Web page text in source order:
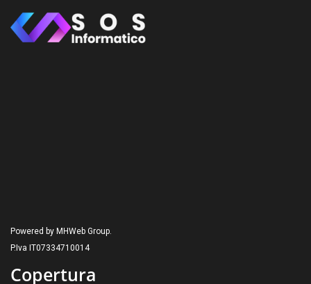
Powered by MHWeb Group.
P.Iva IT07334710014
Copertura